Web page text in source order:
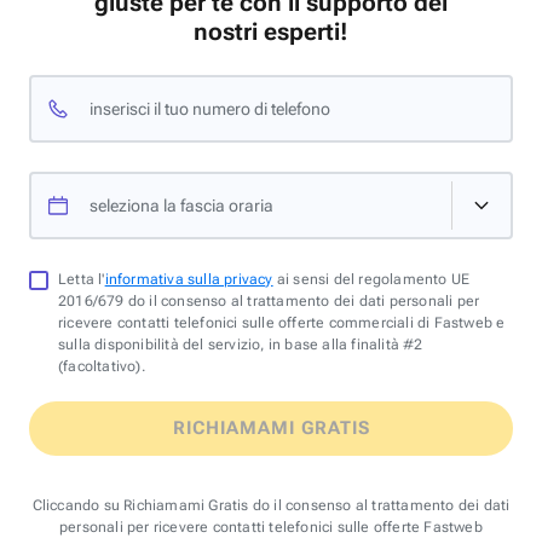
nostri esperti!
inserisci il tuo numero di telefono
seleziona la fascia oraria
Letta l'informativa sulla privacy ai sensi del regolamento UE
2016/679 do il consenso al trattamento dei dati personali per
ricevere contatti telefonici sulle offerte commerciali di Fastweb e
sulla disponibilità del servizio, in base alla finalità #2
(facoltativo).
RICHIAMAMI GRATIS
Cliccando su Richiamami Gratis do il consenso al trattamento dei dati
personali per ricevere contatti telefonici sulle offerte Fastweb